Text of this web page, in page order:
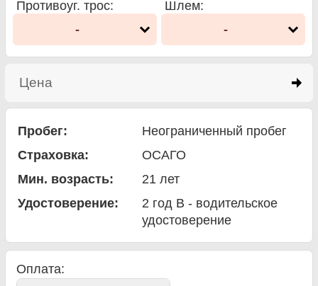
Противоуг. трос:
-
Шлем:
-
Цена
Пробег:
Неограниченный пробег
Страховка:
ОСАГО
Мин. возрасть:
21 лет
Удостоверение:
2 год B - водительское
удостоверение
Оплата: